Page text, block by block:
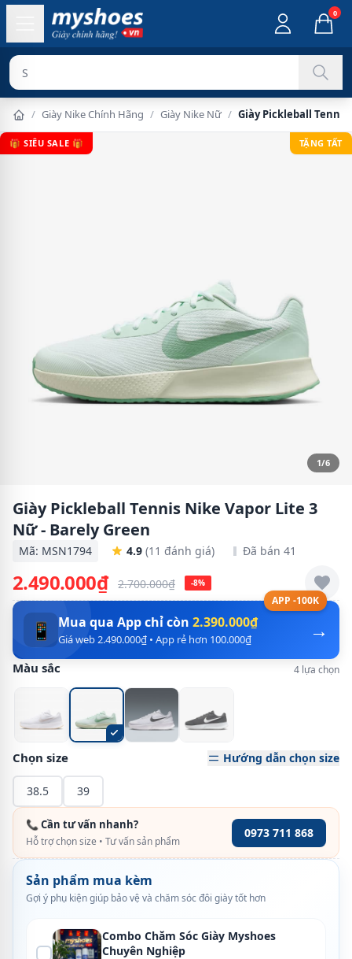
0
Sản phẩm chí
/ Giày Nike Chính Hãng / Giày Nike Nữ / Giày Pickleball
🎁 SIÊU SALE 🎁 TẶNG TẤT
1/6
Giày Pickleball Tennis Nike Vapor Lite 3
Nữ - Barely Green
Mã: MSN1794 4.9 (11 đánh giá) Đã bán 41
2.490.000₫ 2.700.000₫ -8%
APP -100K
→
📱 Mua qua App chỉ còn 2.390.000₫
Giá web 2.490.000₫ • App rẻ hơn 100.000₫
Màu sắc 4 lựa chọn
Chọn size Hướng dẫn chọn size
38.5 39
📞 Cần tư vấn nhanh?
Hỗ trợ chọn size • Tư vấn sản phẩm
0973 711 868
Sản phẩm mua kèm
Gợi ý phụ kiện giúp bảo vệ và chăm sóc đôi giày tốt hơn
Combo Chăm Sóc Giày Myshoes
Chuyên Nghiệp